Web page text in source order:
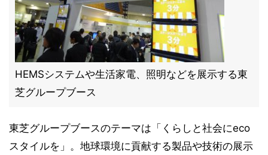
HEMSシステムや生活家電、照明などを展示する東
芝グループブース
東芝グループブースのテーマは「くらしと社会にeco
スタイルを」。地球環境に貢献する製品や技術の展示